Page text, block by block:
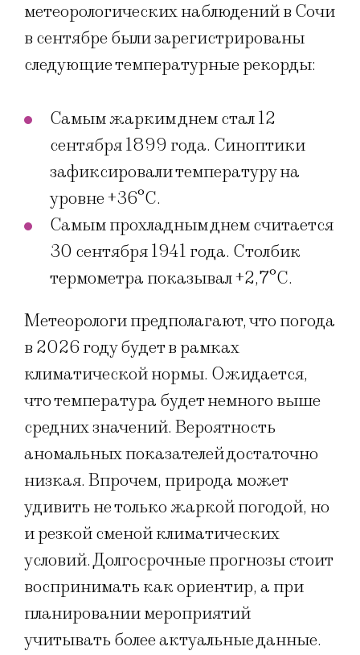
метеорологических наблюдений в Сочи
в сентябре были зарегистрированы
следующие температурные рекорды:
Самым жарким днем стал 12
сентября 1899 года. Синоптики
зафиксировали температуру на
уровне +36°C.
Самым прохладным днем считается
30 сентября 1941 года. Столбик
термометра показывал +2,7°C.
Метеорологи предполагают, что погода
в 2026 году будет в рамках
климатической нормы. Ожидается,
что температура будет немного выше
средних значений. Вероятность
аномальных показателей достаточно
низкая. Впрочем, природа может
удивить не только жаркой погодой, но
и резкой сменой климатических
условий. Долгосрочные прогнозы стоит
воспринимать как ориентир, а при
планировании мероприятий
учитывать более актуальные данные.